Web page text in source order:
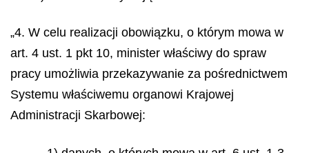
„4. W celu realizacji obowiązku, o którym mowa w
art. 4 ust. 1 pkt 10, minister właściwy do spraw
pracy umożliwia przekazywanie za pośrednictwem
Systemu właściwemu organowi Krajowej
Administracji Skarbowej: